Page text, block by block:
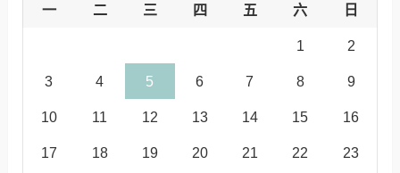
一 二 三 四 五 六 日
1 2
3 4 5 6 7 8 9
10 11 12 13 14 15 16
17 18 19 20 21 22 23